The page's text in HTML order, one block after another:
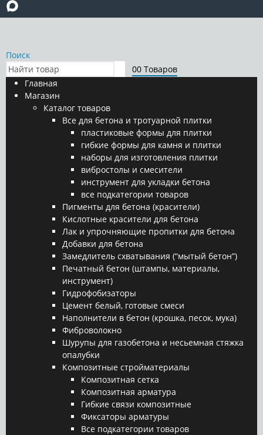
Поиск
00 Товаров
Главная
Магазин
Каталог товаров
Все для бетона и тротуарной плитки
пластиковые формы для плитки
гибкие формы для камня и плитки
наборы для изготовления плитки
вибростолы и смесители
инструмент для укладки бетона
все подкатегории товаров
Пигменты для бетона (красители)
Кислотные красители для бетона
Лак и упрочняющие пропитки для бетона
Добавки для бетона
Замедлитель схватывания (“мытый бетон”)
Печатный бетон (штампы, материалы,
инструмент)
Гидрофобизаторы
Цемент белый, готовые смеси
Наполнители в бетон (крошка, песок, мука)
Фиброволокно
Шурупы для газобетона и несьемная стяжка
опалубки
Композитные стройматериалы
Композитная сетка
Композитная арматура
Гибкие связи композитные
Фиксаторы арматуры
Все подкатегории товаров